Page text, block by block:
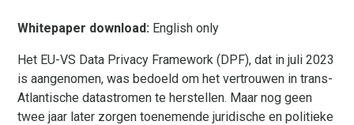
Whitepaper download: English only
Het EU-VS Data Privacy Framework (DPF), dat in juli 2023
is aangenomen, was bedoeld om het vertrouwen in trans-
Atlantische datastromen te herstellen. Maar nog geen
twee jaar later zorgen toenemende juridische en politieke